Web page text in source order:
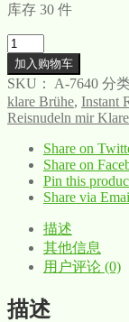
库存 30 件
数
量
加入购物车
SKU： A-7640 分
klare Brühe, Instant
Reisnudeln mir
Share on
Share on
Pin this
Share via
描述
其他信息
用户评论 (0)
描述